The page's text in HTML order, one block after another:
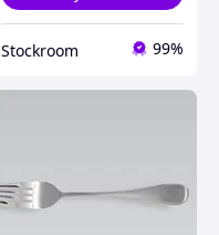
Stockroom 99%